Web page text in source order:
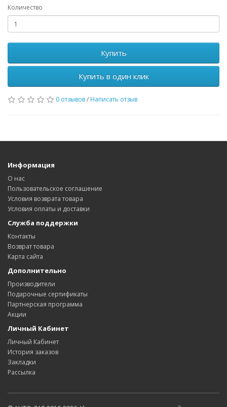
Количество
Купить
Купить в один клик
0 отзывов/ Написать отзыв
Информация
О нас
Пользовательское соглашение
Условия возврата товара
Условия оплаты и доставки
Служба поддержки
Контакты
Возврат товара
Карта сайта
Дополнительно
Производители
Подарочные сертификаты
Партнерская программа
Акции
Личный Кабинет
Личный Кабинет
История заказов
Закладки
Рассылка